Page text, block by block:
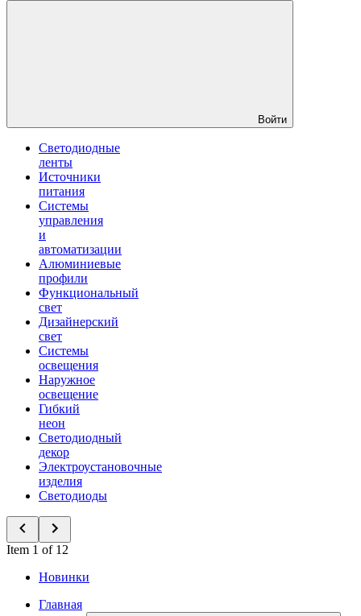
Войти
Светодиодные
ленты
Источники
питания
Системы
управления
и
автоматизации
Алюминиевые
профили
Функциональный
свет
Дизайнерский
свет
Системы
освещения
Наружное
освещение
Гибкий
неон
Светодиодный
декор
Электроустановочные
изделия
Светодиоды
Item 1 of 12
Новинки
Главная